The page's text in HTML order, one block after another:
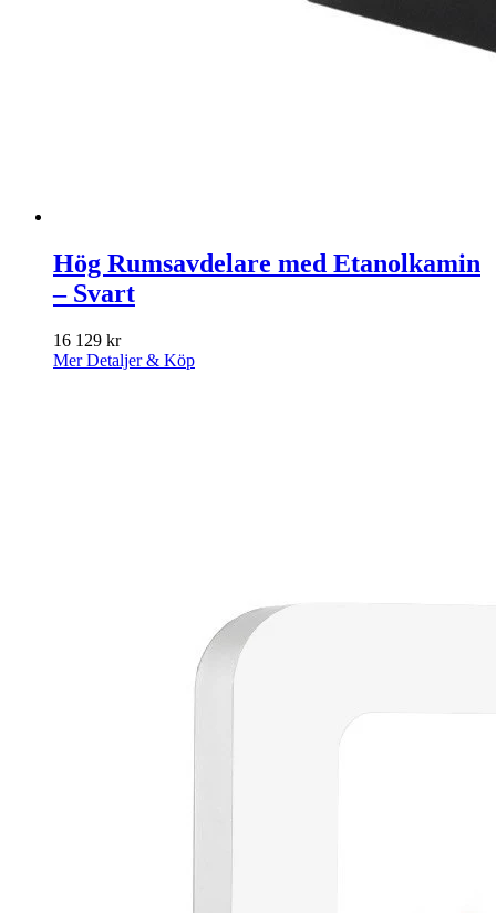
Hög Rumsavdelare med Etanolkamin
– Svart
16 129 kr
Mer Detaljer & Köp